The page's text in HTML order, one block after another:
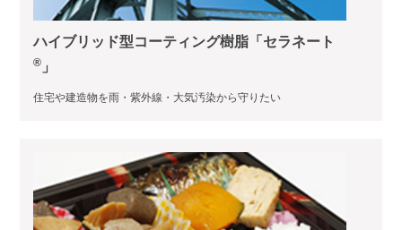
ハイブリッド型コーティング樹脂「セラネート
® 」
住宅や建造物を雨・紫外線・大気汚染から守りたい